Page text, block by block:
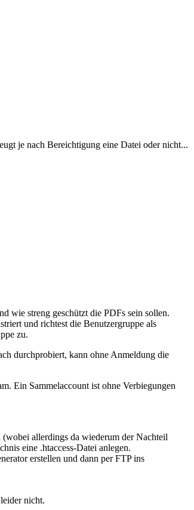
je nach Bereichtigung eine Datei oder nicht...
wie streng geschützt die PDFs sein sollen.
und richtest die Benutzergruppe als
zu.
durchprobiert, kann ohne Anmeldung die
Ein Sammelaccount ist ohne Verbiegungen
allerdings da wiederum der Nachteil
eine .htaccess-Datei anlegen.
erstellen und dann per FTP ins
nicht.